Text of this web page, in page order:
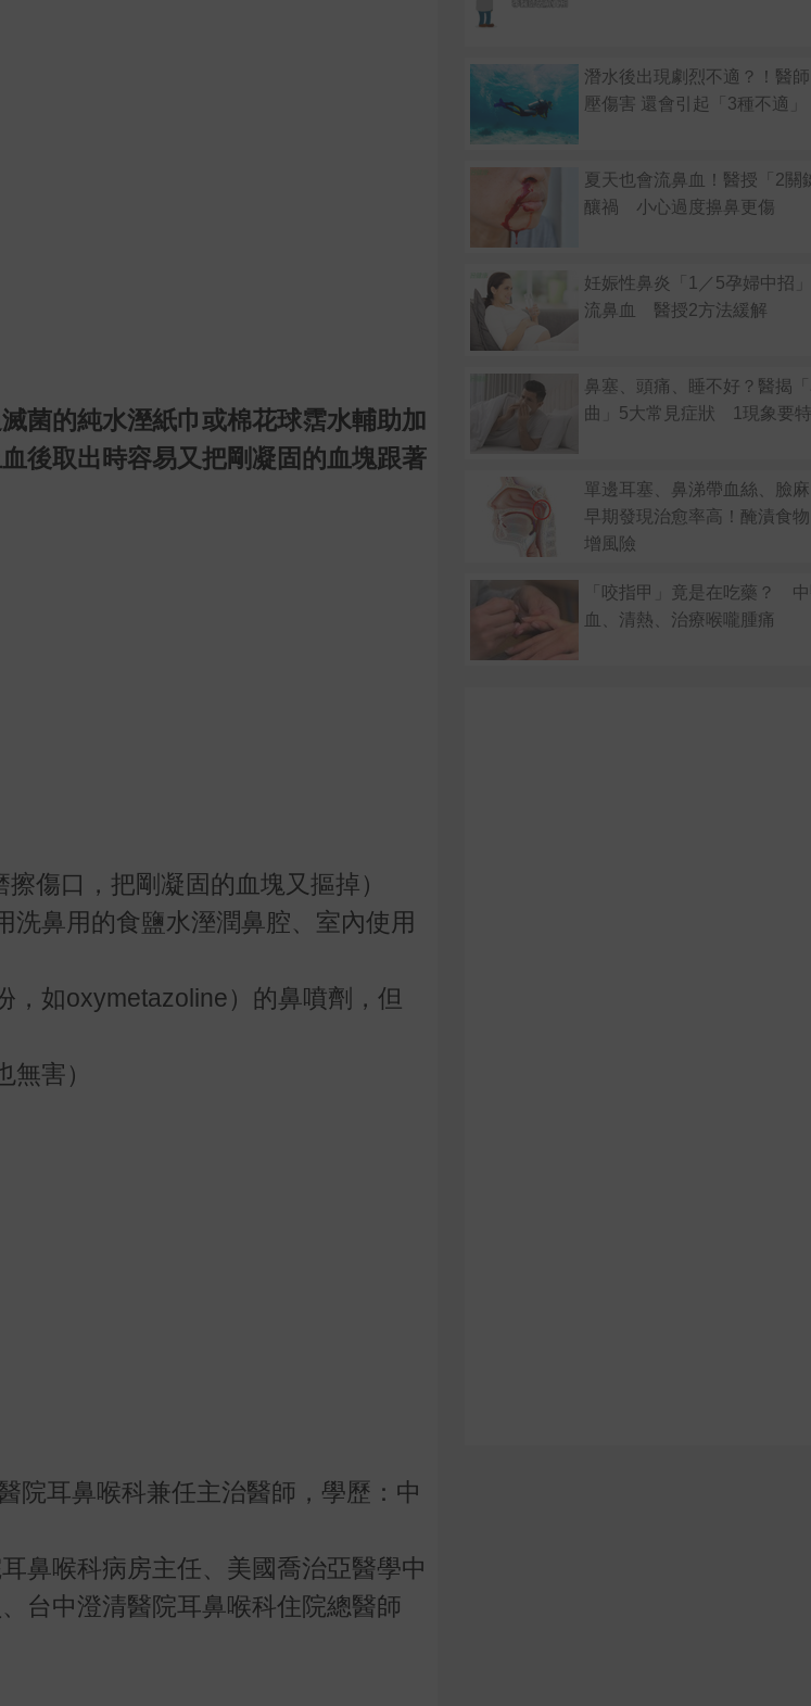
菌的純水溼紙巾或棉花球霑水輔助加
後取出時容易又把剛凝固的血塊跟著
傷口，把剛凝固的血塊又摳掉）
鼻用的食鹽水溼潤鼻腔、室內使用
，如oxymetazoline）的鼻噴劑，但
害）
院耳鼻喉科兼任主治醫師，學歷：中
鼻喉科病房主任、美國喬治亞醫學中
台中澄清醫院耳鼻喉科住院總醫師
潛水後出現劇烈不適？！醫
壓傷害 還會引起「3種不適」
夏天也會流鼻血！醫授「2關
釀禍 小心過度擤鼻更傷
妊娠性鼻炎「1／5孕婦中招
流鼻血 醫授2方法緩解
鼻塞、頭痛、睡不好？醫揭
曲」5大常見症狀 1現象要
單邊耳塞、鼻涕帶血絲、臉
早期發現治愈率高！醃漬食
增風險
「咬指甲」竟是在吃藥？
血、清熱、治療喉嚨腫痛